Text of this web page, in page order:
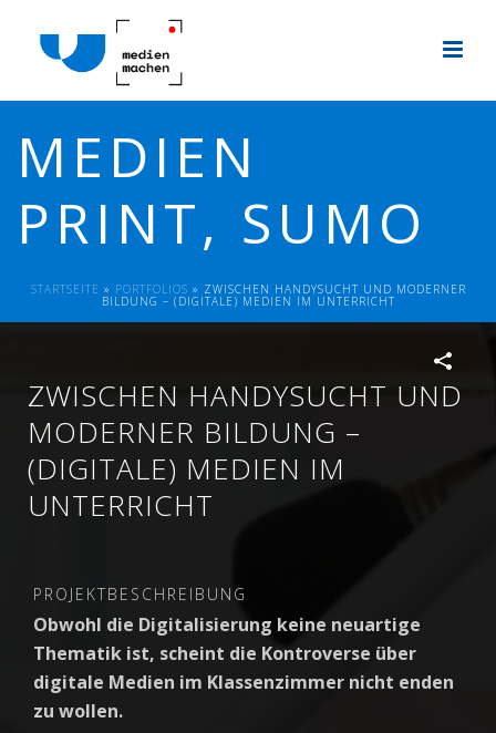
MEDIEN
PRINT, SUMO
STARTSEITE » PORTFOLIOS » ZWISCHEN HANDYSUCHT UND MODERNER
BILDUNG – (DIGITALE) MEDIEN IM UNTERRICHT
ZWISCHEN HANDYSUCHT UND
MODERNER BILDUNG –
(DIGITALE) MEDIEN IM
UNTERRICHT
PROJEKTBESCHREIBUNG
Obwohl die Digitalisierung keine neuartige
Thematik ist, scheint die Kontroverse über
digitale Medien im Klassenzimmer nicht enden
zu wollen.